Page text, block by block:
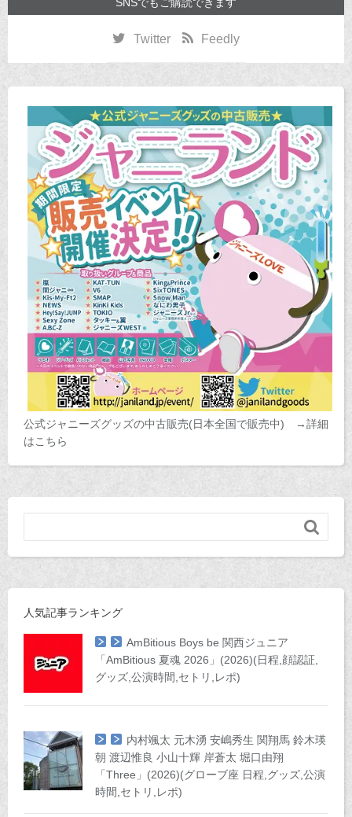
SNSでもご購読できます
Twitter Feedly
公式ジャニーズグッズの中古販売(日本全国で販売中) →詳細
はこちら

人気記事ランキング
AmBitious Boys be 関西ジュニア
「AmBitious 夏魂 2026」(2026)(日程,顔認証,
グッズ,公演時間,セトリ,レポ)
内村颯太 元木湧 安嶋秀生 関翔馬 鈴木瑛
朝 渡辺惟良 小山十輝 岸蒼太 堀口由翔
「Three」(2026)(グローブ座 日程,グッズ,公演
時間,セトリ,レポ)